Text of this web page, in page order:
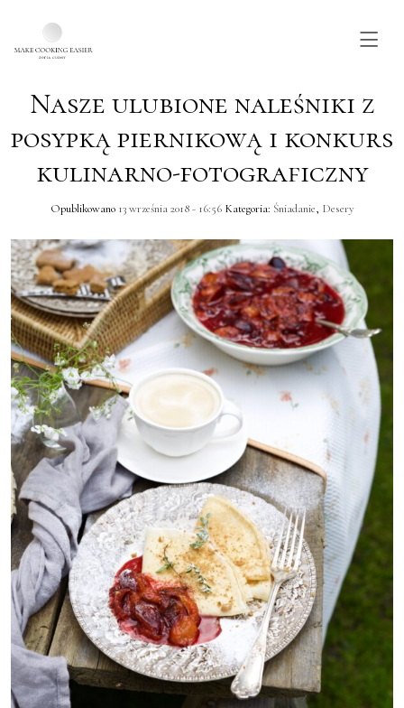
Skip to main content
Nasze ulubione naleśniki z
posypką piernikową i konkurs
kulinarno-fotograficzny
Opublikowano 13 września 2018 - 16:56Kategoria: Śniadanie, Desery